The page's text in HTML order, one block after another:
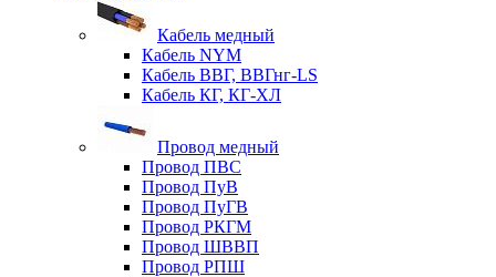
Кабель медный
Кабель NYM
Кабель ВВГ, ВВГнг-LS
Кабель КГ, КГ-ХЛ
Провод медный
Провод ПВС
Провод ПуВ
Провод ПуГВ
Провод РКГМ
Провод ШВВП
Провод РПШ